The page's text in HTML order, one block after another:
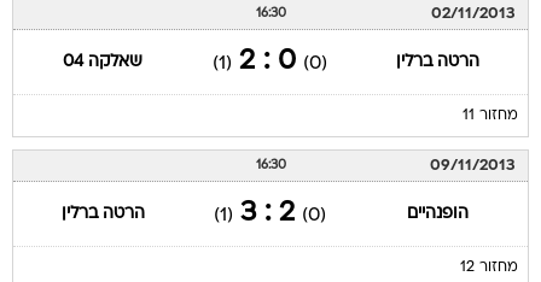
02/11/2013
16:30
הרטה ברלין (0)
0 : 2
(1) שאלקה 04
מחזור 11
09/11/2013
16:30
הופנהיים (0)
2 : 3
(1) הרטה ברלין
מחזור 12